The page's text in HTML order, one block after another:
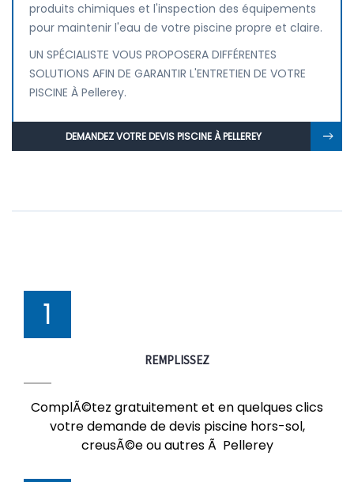
produits chimiques et l'inspection des équipements
pour maintenir l'eau de votre piscine propre et claire.
UN SPÉCIALISTE VOUS PROPOSERA DIFFÉRENTES
SOLUTIONS AFIN DE GARANTIR L'ENTRETIEN DE VOTRE
PISCINE À Pellerey.
DEMANDEZ VOTRE DEVIS PISCINE À PELLEREY
1
REMPLISSEZ
ComplÃ©tez gratuitement et en quelques clics
votre demande de devis piscine hors-sol,
creusÃ©e ou autres Ã Pellerey